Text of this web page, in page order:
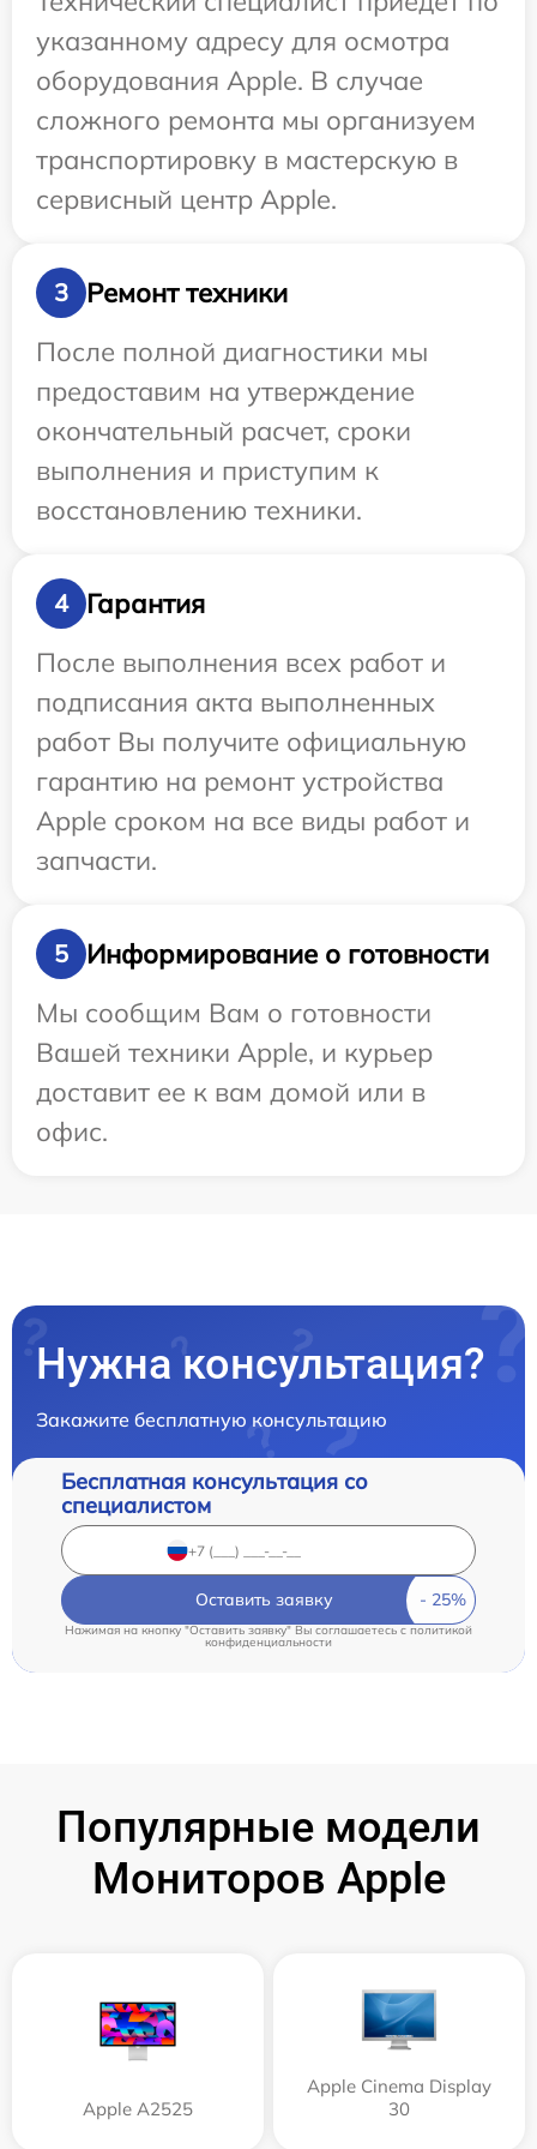
указанному адресу для осмотра
оборудования Apple. В случае
сложного ремонта мы организуем
транспортировку в мастерскую в
сервисный центр Apple.
3
Ремонт техники
После полной диагностики мы
предоставим на утверждение
окончательный расчет, сроки
выполнения и приступим к
восстановлению техники.
4
Гарантия
После выполнения всех работ и
подписания акта выполненных
работ Вы получите официальную
гарантию на ремонт устройства
Apple сроком на все виды работ и
запчасти.
5
Информирование о готовности
Мы сообщим Вам о готовности
Вашей техники Apple, и курьер
доставит ее к вам домой или в
офис.
Нужна консультация?
Закажите бесплатную консультацию
Бесплатная консультация со
специалистом
Оставить заявку
Нажимая на кнопку "Оставить заявку" Вы соглашаетесь cполитикой
конфиденциальности
Популярные модели
Мониторов Apple
Apple А2525
Apple Cinema Display
30